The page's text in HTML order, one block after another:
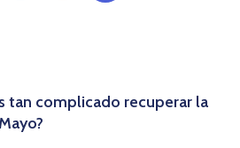
tan complicado recuperar la